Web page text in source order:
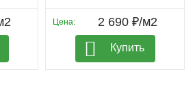
Цена: 2 690 ₽/м2
Купить